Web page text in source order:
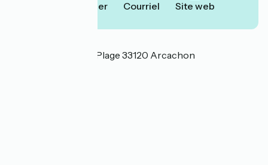
Téléphoner Courriel Site web
326 boulevard de la Plage 33120 Arcachon